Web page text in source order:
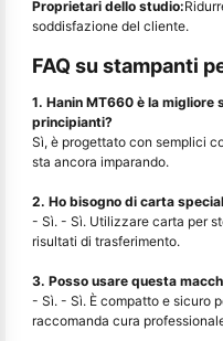
Proprietari dello studio:
soddisfazione del cliente.
FAQ su stampanti
1. Hanin MT660 è la
principianti?
Sì, è progettato con semplici
sta ancora imparando.
2. Ho bisogno di carta
- Sì. - Sì. Utilizzare carta per
risultati di trasferimento.
3. Posso usare questa
- Sì. - Sì. È compatto e sicuro
raccomanda cura